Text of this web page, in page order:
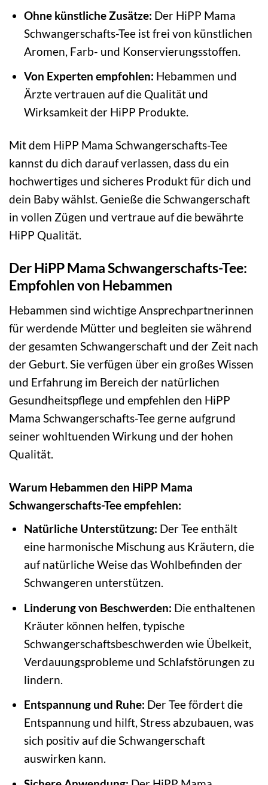
Ohne künstliche Zusätze: Der HiPP Mama
Schwangerschafts-Tee ist frei von künstlichen
Aromen, Farb- und Konservierungsstoffen.
Von Experten empfohlen: Hebammen und
Ärzte vertrauen auf die Qualität und
Wirksamkeit der HiPP Produkte.
Mit dem HiPP Mama Schwangerschafts-Tee
kannst du dich darauf verlassen, dass du ein
hochwertiges und sicheres Produkt für dich und
dein Baby wählst. Genieße die Schwangerschaft
in vollen Zügen und vertraue auf die bewährte
HiPP Qualität.
Der HiPP Mama Schwangerschafts-Tee:
Empfohlen von Hebammen
Hebammen sind wichtige Ansprechpartnerinnen
für werdende Mütter und begleiten sie während
der gesamten Schwangerschaft und der Zeit nach
der Geburt. Sie verfügen über ein großes Wissen
und Erfahrung im Bereich der natürlichen
Gesundheitspflege und empfehlen den HiPP
Mama Schwangerschafts-Tee gerne aufgrund
seiner wohltuenden Wirkung und der hohen
Qualität.
Warum Hebammen den HiPP Mama
Schwangerschafts-Tee empfehlen:
Natürliche Unterstützung: Der Tee enthält
eine harmonische Mischung aus Kräutern, die
auf natürliche Weise das Wohlbefinden der
Schwangeren unterstützen.
Linderung von Beschwerden: Die enthaltenen
Kräuter können helfen, typische
Schwangerschaftsbeschwerden wie Übelkeit,
Verdauungsprobleme und Schlafstörungen zu
lindern.
Entspannung und Ruhe: Der Tee fördert die
Entspannung und hilft, Stress abzubauen, was
sich positiv auf die Schwangerschaft
auswirken kann.